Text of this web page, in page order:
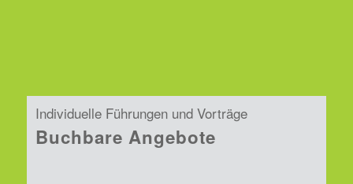
Individuelle Führungen und Vorträge
Buchbare Angebote